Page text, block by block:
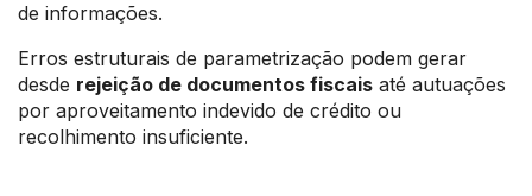
de informações.
Erros estruturais de parametrização podem gerar
desde rejeição de documentos fiscais até autuações
por aproveitamento indevido de crédito ou
recolhimento insuficiente.